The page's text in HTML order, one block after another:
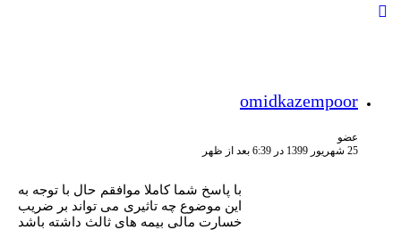
omidkazempoor
عضو
25 شهریور 1399 در 6:39 بعد از ظهر
با پاسخ شما کاملا موافقم حال با توجه به
این موضوع چه تاثیری می تواند بر ضریب
خسارت مالی بیمه های ثالث داشته باشد